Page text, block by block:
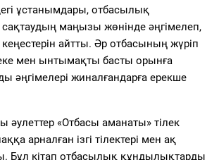
ұстанымдары, отбасылық
маңызы жөнінде әңгімелеп,
кеңестерін айтты. Әр отбасының жүріп
мен ынтымақты басты орынға
әңгімелері жиналғандарға ерекше
«Отбасы аманаты» тілек
арналған ізгі тілектері мен ақ
Бұл кітап отбасылық құндылықтарды